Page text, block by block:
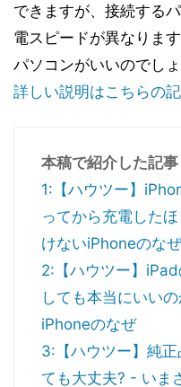
できますが、接続する
電スピードが異なりま
パソコンがいいのでしょ
詳しい説明はこちらの
本稿で紹介した記事
1:【ハウツー】
ってから充電した
けないiPhoneのなぜ
2:【ハウツー】
しても本当にいい
iPhoneのなぜ
3:【ハウツー】純
ても大丈夫? - いま